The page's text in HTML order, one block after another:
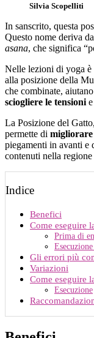
Silvia Scopelliti
In sanscrito, questa
Questo nome deriva
asana, che significa
Nelle lezioni di yoga
alla posizione della
che combinate,
sciogliere le tensioni
La Posizione del
permette di migliorare
piegamenti in avanti e
contenuti nella
Indice
Benefici
Come eseguire
Prima di
Gli errori più
Variazioni
Come eseguire
Esecuzione